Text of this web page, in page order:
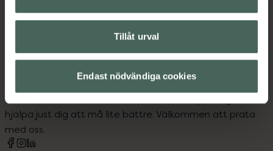
Tillåt urval
Endast nödvändiga cookies
syd till Lappland i norr, och online i mobilen och på
datorn. Oavsett vem du är så är det vårt uppdrag att
hjälpa just dig att må lite bättre. Välkommen att prata
med oss.